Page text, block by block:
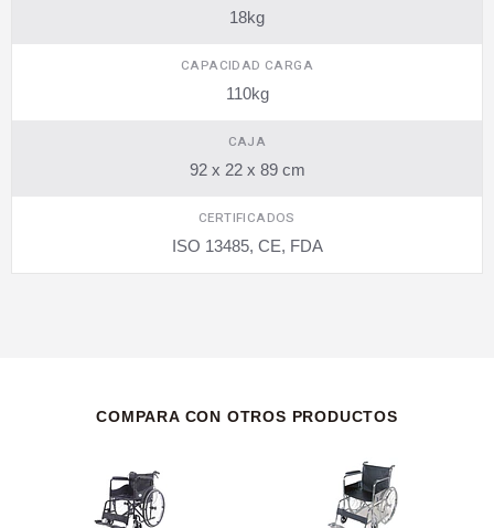
18kg
CAPACIDAD CARGA
110kg
CAJA
92 x 22 x 89 cm
CERTIFICADOS
ISO 13485, CE, FDA
COMPARA CON OTROS PRODUCTOS